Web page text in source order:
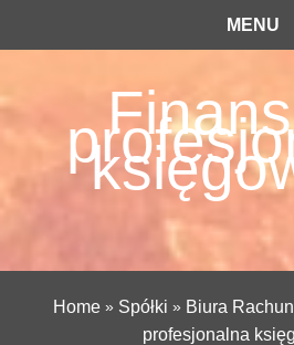
MENU
Home» Spółki » Biura
profesjonalna